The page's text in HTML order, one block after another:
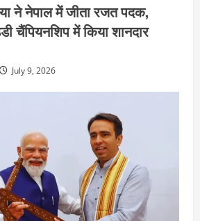
ने नेपाल में जीता रजत पदक,
चैंपियनशिप में किया शानदार
July 9, 2026